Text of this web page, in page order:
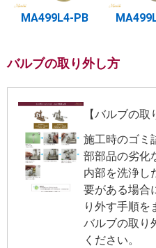
MA499L4-PB
バルブの取り外し方
【バルブの取
施工時のゴミ
部部品の劣化
内部を洗浄し
要がある場合
り外す手順を
バルブの取り
ください。